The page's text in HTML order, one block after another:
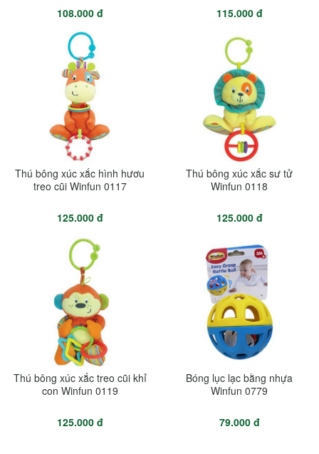
108.000 đ 115.000 đ
Thú bông xúc xắc hình hươu
treo cũi Winfun 0117
125.000 đ
Thú bông xúc xắc sư tử
Winfun 0118
125.000 đ
Thú bông xúc xắc treo cũi khỉ
con Winfun 0119
125.000 đ
Bóng lục lạc bằng nhựa
Winfun 0779
79.000 đ